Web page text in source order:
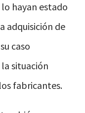
hayan estado
adquisición de
caso
situación
fabricantes.